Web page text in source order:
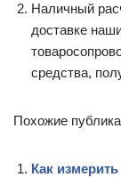
Наличный
доставке
средства,
Похожие
Как